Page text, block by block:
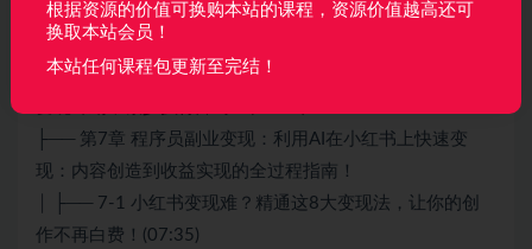
│ ├── 6-2 想副业增收却步履维艰？AI为程序员量身定
制，直击最适合你的赚钱副业！(05:25)
│ └── 6-3 副业落地难度大？AI辅助程序员制定易操作的
├── 第7章 程序员副业变现：利用AI在小红书上快速变
现：内容创造到收益实现的全过程指南！
│ ├── 7-1 小红书变现难？精通这8大变现法，让你的创
作不再白费！(07:35)
根据资源的价值可换购本站的课程，资源价值越高还可
换取本站会员！
本站任何课程包更新至完结！